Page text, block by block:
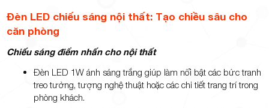
Đèn LED chiếu sáng nội thất: Tạo chiều sâu cho
căn phòng
Chiếu sáng điểm nhấn cho nội thất
Đèn LED 1W ánh sáng trắng giúp làm nổi bật các bức tranh
treo tường, tượng nghệ thuật hoặc các chi tiết trang trí trong
phòng khách.